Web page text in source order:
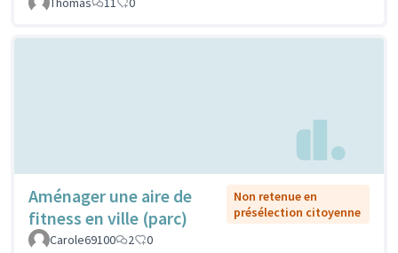
Aménager une aire de
fitness en ville (parc)
Non retenue en
présélection citoyenne
Carole69100
2 0